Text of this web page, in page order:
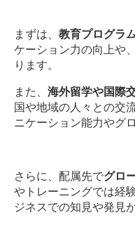
まずは、 教育プログラ
ケーション力の向上や
ります。
また、 海外留学や国際
国や地域の人々との交
ニケーション能力やグ
さらに、配属先でグロ
やトレーニングでは経
ジネスでの知見や発見